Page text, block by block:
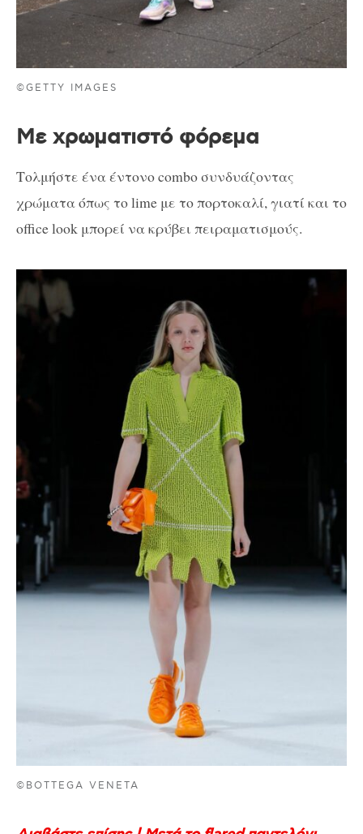
©GETTY IMAGES
Με χρωματιστό φόρεμα
Τολμήστε ένα έντονο combo συνδυάζοντας
χρώματα όπως το lime με το πορτοκαλί, γιατί και το
office look μπορεί να κρύβει πειραματισμούς.
©BOTTEGA VENETA